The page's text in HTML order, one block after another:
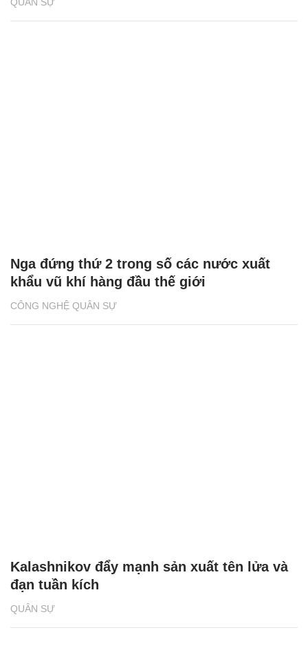
CÔNG NGHỆ QUÂN SỰ
Nga đứng thứ 2 trong số các nước xuất
khẩu vũ khí hàng đầu thế giới
QUÂN SỰ
Kalashnikov đẩy mạnh sản xuất tên lửa và
đạn tuần kích